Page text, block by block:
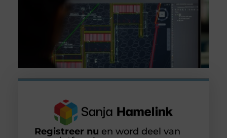
Registreer nu en word deel van